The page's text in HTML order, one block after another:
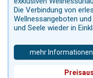
Die Verbindung von
Wellnessangeboten
und Seele wieder in
mehr Informationen